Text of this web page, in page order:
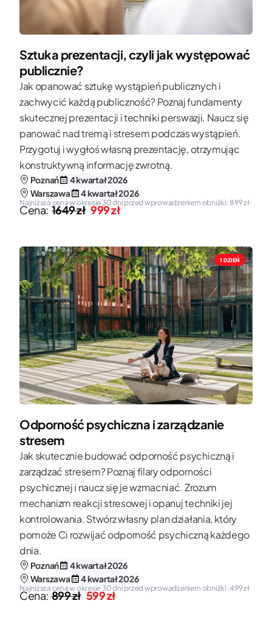
Sztuka prezentacji, czyli jak występować
publicznie?
Jak opanować sztukę wystąpień publicznych i
zachwycić każdą publiczność? Poznaj fundamenty
skutecznej prezentacji i techniki perswazji. Naucz się
panować nad tremą i stresem podczas wystąpień.
Przygotuj i wygłoś własną prezentację, otrzymując
konstruktywną informację zwrotną.
Poznań
4 kwartał 2026
Warszawa
4 kwartał 2026
Cena:1649 zł 999 zł
Najniższa cena w okresie 30 dni przed wprowadzeniem obniżki: 899 zł
1 DZIEŃ
Odporność psychiczna i zarządzanie
stresem
Jak skutecznie budować odporność psychiczną i
zarządzać stresem? Poznaj filary odporności
psychicznej i naucz się je wzmacniać. Zrozum
mechanizm reakcji stresowej i opanuj techniki jej
kontrolowania. Stwórz własny plan działania, który
pomoże Ci rozwijać odporność psychiczną każdego
dnia.
Poznań
4 kwartał 2026
Warszawa
4 kwartał 2026
Cena:899 zł 599 zł
Najniższa cena w okresie 30 dni przed wprowadzeniem obniżki: 499 zł